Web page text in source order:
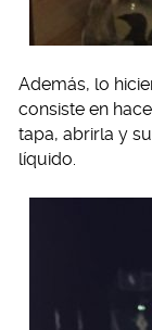
Además, lo
consiste en
tapa, abrirla y
líquido.